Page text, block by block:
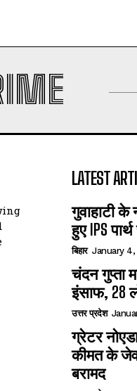
LATEST
गुवाहाटी
हुए IPS
बिहार January
चंदन गुप्‍ता
इंसाफ, 28
उत्तर प्रदेश
ग्रेटर
कीमत के
बरामद